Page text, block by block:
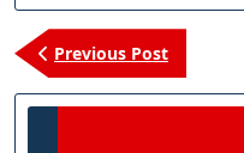
Yazı
gezinmesi
Previous PostPrevious
Post